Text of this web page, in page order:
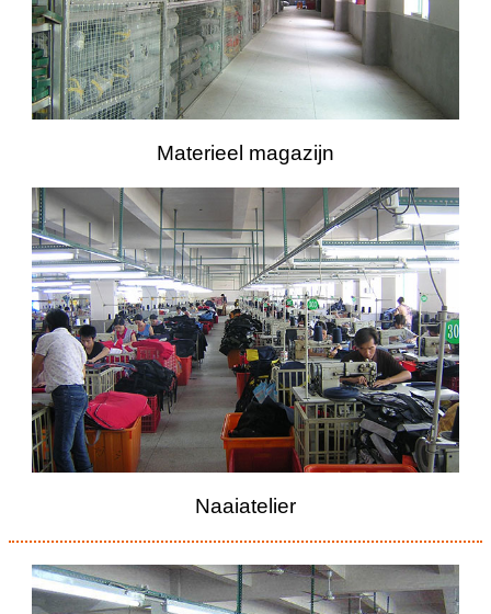
Materieel magazijn
Naaiatelier